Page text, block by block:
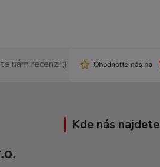
nám recenzi ;)
Kde nás najdete